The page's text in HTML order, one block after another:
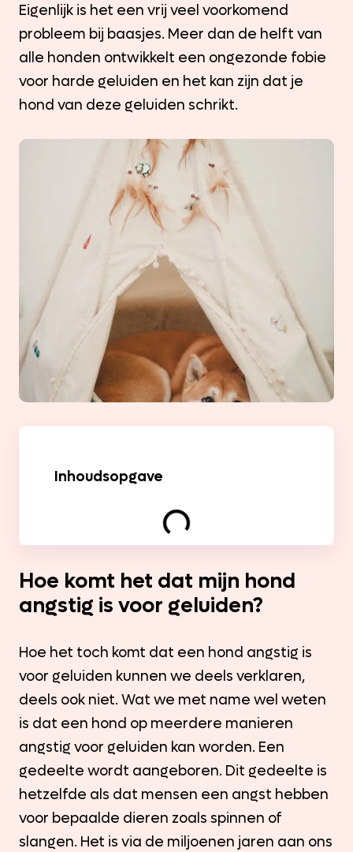
Eigenlijk is het een vrij veel voorkomend
probleem bij baasjes. Meer dan de helft van
alle honden ontwikkelt een ongezonde fobie
voor harde geluiden en het kan zijn dat je
hond van deze geluiden schrikt.
Inhoudsopgave
Hoe komt het dat mijn hond
angstig is voor geluiden?
Hoe het toch komt dat een hond angstig is
voor geluiden kunnen we deels verklaren,
deels ook niet. Wat we met name wel weten
is dat een hond op meerdere manieren
angstig voor geluiden kan worden. Een
gedeelte wordt aangeboren. Dit gedeelte is
hetzelfde als dat mensen een angst hebben
voor bepaalde dieren zoals spinnen of
slangen. Het is via de miljoenen jaren aan ons